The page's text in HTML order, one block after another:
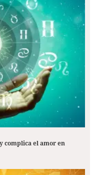
complica el amor en